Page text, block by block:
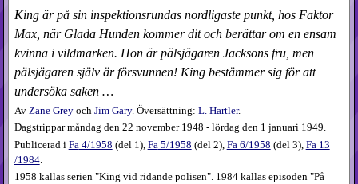
King är på sin inspektionsrundas nordligaste punkt, hos Faktor
Max, när Glada Hunden kommer dit och berättar om en ensam
kvinna i vildmarken. Hon är pälsjägaren Jacksons fru, men
pälsjägaren själv är försvunnen! King bestämmer sig för att
undersöka saken …
Av Zane Greyoch Jim Gary. Översättning: L. Hartler.
Dagstrippar måndag den 22 november 1948 - lördag den 1 januari 1949.
Publicerad i Fa4​/1958 (del 1), Fa5​/1958 (del 2), Fa6​/1958 (del 3), Fa13​
/1984.
1958 kallas serien "King vid ridande polisen". 1984 kallas episoden "På